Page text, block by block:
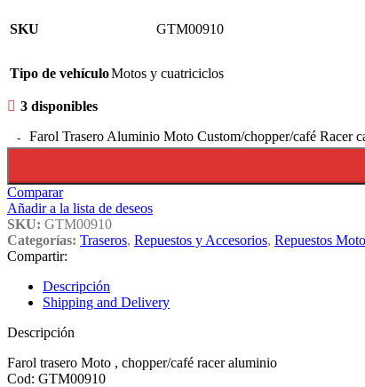
SKU GTM00910
Tipo de vehículoMotos y cuatriciclos
3 disponibles
Farol Trasero Aluminio Moto Custom/chopper/café Racer
Comparar
Añadir a la lista de deseos
SKU: GTM00910
Categorías: Traseros, Repuestos y Accesorios, Repuestos
Compartir:
Descripción
Shipping and Delivery
Descripción
Farol trasero Moto , chopper/café racer aluminio
Cod: GTM00910